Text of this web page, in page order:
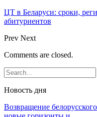
ЦТ в Беларуси: сроки,
абитуриентов
Prev Next
Comments are closed.
Новость дня
Возвращение